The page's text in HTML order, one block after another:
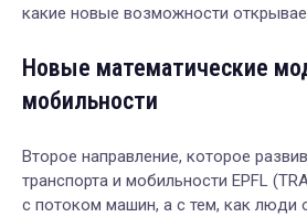
какие новые возможности
Новые математические
мобильности
Второе направление, которое
транспорта и мобильности EPFL
с потоком машин, а с тем, как люди